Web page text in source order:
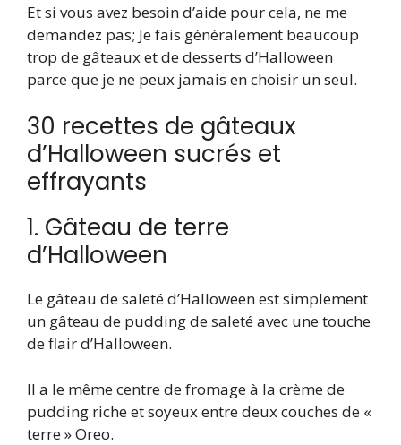
Et si vous avez besoin d’aide pour cela, ne me
demandez pas; Je fais généralement beaucoup
trop de gâteaux et de desserts d’Halloween
parce que je ne peux jamais en choisir un seul.
30 recettes de gâteaux
d’Halloween sucrés et
effrayants
1. Gâteau de terre
d’Halloween
Le gâteau de saleté d’Halloween est simplement
un gâteau de pudding de saleté avec une touche
de flair d’Halloween.
Il a le même centre de fromage à la crème de
pudding riche et soyeux entre deux couches de «
terre » Oreo.